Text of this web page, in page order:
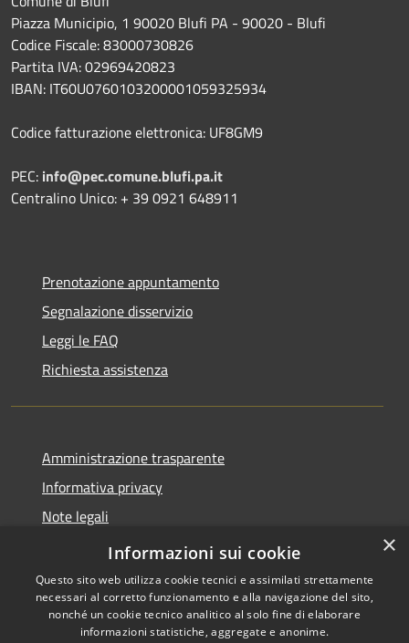
Piazza Municipio, 1 90020 Blufi PA - 90020 - Blufi
Codice Fiscale: 83000730826
Partita IVA: 02969420823
IBAN: IT60U0760103200001059325934
Codice fatturazione elettronica: UF8GM9
PEC: info@pec.comune.blufi.pa.it
Centralino Unico: + 39 0921 648911
Prenotazione appuntamento
Segnalazione disservizio
Leggi le FAQ
Richiesta assistenza
Amministrazione trasparente
Informativa privacy
Note legali
Dichiarazione di accessibilità
Copyright © 2026 • Comune di
×
Informazioni sui cookie
Questo sito web utilizza cookie tecnici e assimilati strettamente
necessari al corretto funzionamento e alla navigazione del sito,
nonché un cookie tecnico analitico al solo fine di elaborare
informazioni statistiche, aggregate e anonime.